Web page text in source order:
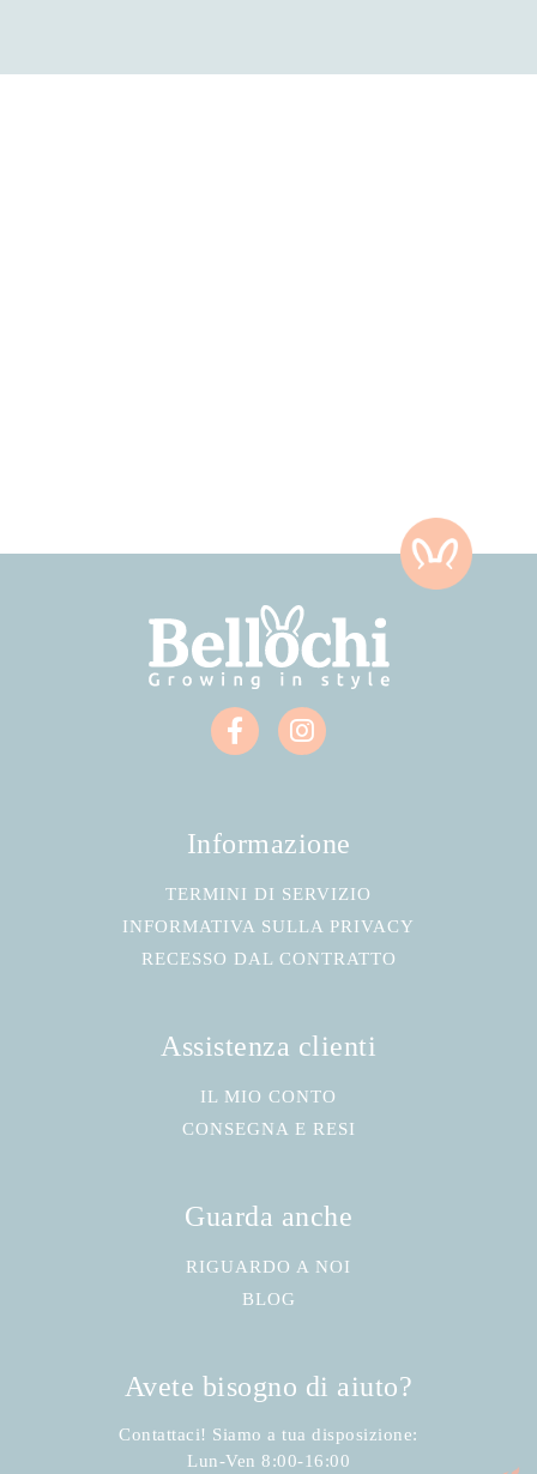
Informazione
TERMINI DI SERVIZIO
INFORMATIVA SULLA PRIVACY
RECESSO DAL CONTRATTO
Assistenza clienti
IL MIO CONTO
CONSEGNA E RESI
Guarda anche
RIGUARDO A NOI
BLOG
Avete bisogno di aiuto?
Contattaci! Siamo a tua disposizione:
Lun-Ven 8:00-16:00